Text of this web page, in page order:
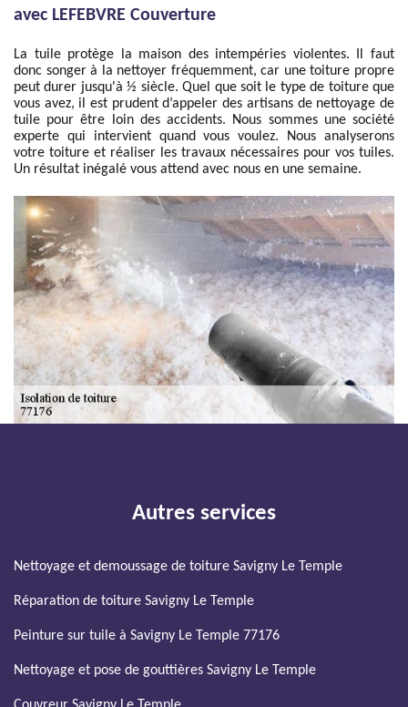
avec LEFEBVRE Couverture
La tuile protège la maison des intempéries violentes. Il faut
donc songer à la nettoyer fréquemment, car une toiture propre
peut durer jusqu'à ½ siècle. Quel que soit le type de toiture que
vous avez, il est prudent d’appeler des artisans de nettoyage de
tuile pour être loin des accidents. Nous sommes une société
experte qui intervient quand vous voulez. Nous analyserons
votre toiture et réaliser les travaux nécessaires pour vos tuiles.
Un résultat inégalé vous attend avec nous en une semaine.
Autres services
Nettoyage et demoussage de toiture Savigny Le Temple
Réparation de toiture Savigny Le Temple
Peinture sur tuile à Savigny Le Temple 77176
Nettoyage et pose de gouttières Savigny Le Temple